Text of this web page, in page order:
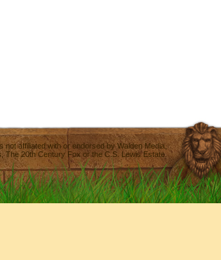
not affiliated with or endorsed byWalden Media
,The 20th Century Fox or the C.S. Lewis Estate.